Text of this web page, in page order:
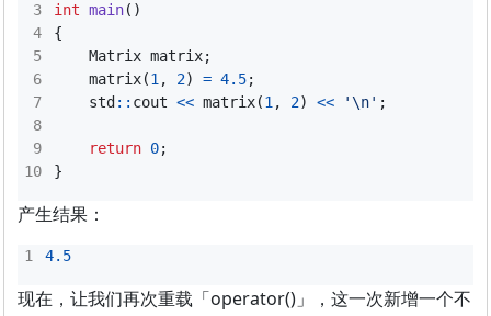
3
4
5
6
7
8
9
10
int main()
{
Matrix matrix;
matrix(1 , 2) = 4.5;
std :: cout << matrix(1 , 2) << '\n' ;
return 0;
}
产生结果：
4.5
现在，让我们再次重载「operator()」，这一次新增一个不